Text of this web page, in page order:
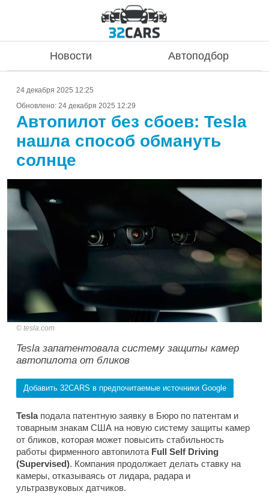
Новости Автоподбор
24 декабря 2025 12:25
Обновлено: 24 декабря 2025 12:29
Автопилот без сбоев: Tesla
нашла способ обмануть
солнце
tesla.com
Tesla запатентовала систему защиты камер
автопилота от бликов
Добавить 32CARS в предпочитаемые источники Google
Teslaподала патентную заявку в Бюро по патентам и
товарным знакам США на новую систему защиты камер
от бликов, которая может повысить стабильность
работы фирменного автопилота Full Self Driving
(Supervised). Компания продолжает делать ставку на
камеры, отказываясь от лидара, радара и
ультразвуковых датчиков.